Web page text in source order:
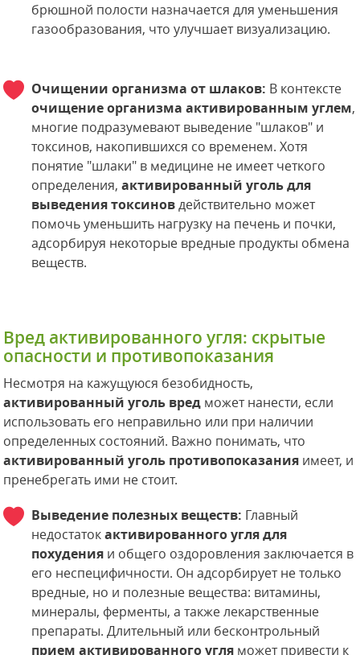
брюшной полости назначается для уменьшения
газообразования, что улучшает визуализацию.
Очищении организма от шлаков: В контексте
очищение организма активированным углем,
многие подразумевают выведение "шлаков" и
токсинов, накопившихся со временем. Хотя
понятие "шлаки" в медицине не имеет четкого
определения,активированный уголь для
выведения токсиновдействительно может
помочь уменьшить нагрузку на печень и почки,
адсорбируя некоторые вредные продукты обмена
веществ.
Вред активированного угля: скрытые
опасности и противопоказания
Несмотря на кажущуюся безобидность,
активированный уголь вред может нанести, если
использовать его неправильно или при наличии
определенных состояний. Важно понимать, что
активированный уголь противопоказания имеет, и
пренебрегать ими не стоит.
Выведение полезных веществ: Главный
недостатокактивированного угля для
похудения и общего оздоровления заключается в
его неспецифичности. Он адсорбирует не только
вредные, но и полезные вещества: витамины,
минералы, ферменты, а также лекарственные
препараты. Длительный или бесконтрольный
прием активированного угля может привести к